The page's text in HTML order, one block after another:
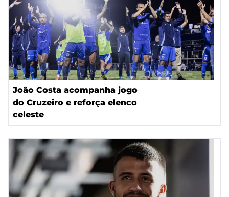
João Costa acompanha jogo
do Cruzeiro e reforça elenco
celeste